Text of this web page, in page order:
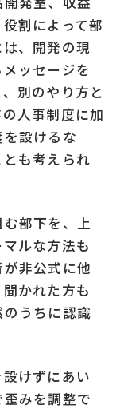
割によって部
、開発の現
ッセージを
別のやり方と
人事制度に加
設けるな
も考えられ
部下を、上
ルな方法も
非公式に他
かれた方も
のうちに認識
設けずにあい
みを調整で